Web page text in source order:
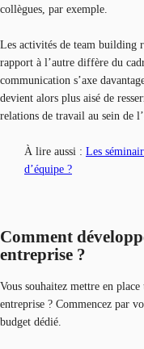
collègues, par exemple.
Les activités de team building
rapport à l’autre diffère du
communication s’axe
devient alors plus aisé de
relations de travail au sein de
À lire aussi : Les
d’équipe ?
Comment
entreprise ?
Vous souhaitez mettre en
entreprise ? Commencez par
budget dédié.